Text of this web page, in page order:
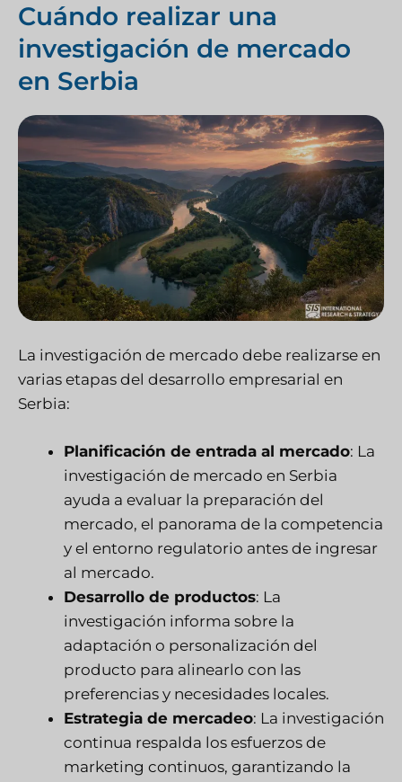
Cuándo realizar una
investigación de mercado
en Serbia
La investigación de mercado debe realizarse en
varias etapas del desarrollo empresarial en
Serbia:
Planificación de entrada al mercado: La
investigación de mercado en Serbia
ayuda a evaluar la preparación del
mercado, el panorama de la competencia
y el entorno regulatorio antes de ingresar
al mercado.
Desarrollo de productos: La
investigación informa sobre la
adaptación o personalización del
producto para alinearlo con las
preferencias y necesidades locales.
Estrategia de mercadeo: La investigación
continua respalda los esfuerzos de
marketing continuos, garantizando la